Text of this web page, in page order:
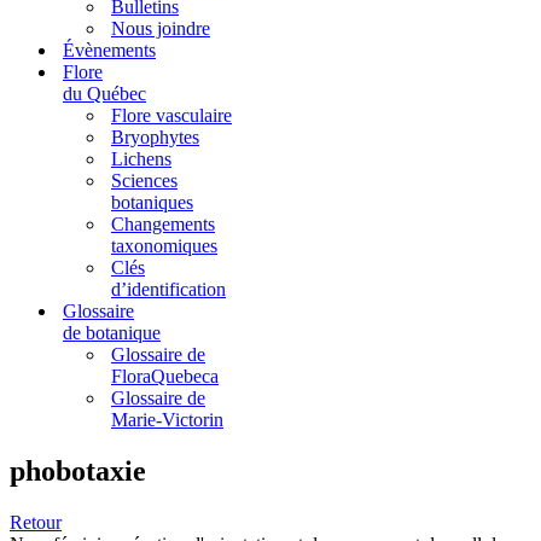
Bulletins
Nous joindre
Évènements
Flore
du Québec
Flore vasculaire
Bryophytes
Lichens
Sciences
botaniques
Changements
taxonomiques
Clés
d’identification
Glossaire
de botanique
Glossaire de
FloraQuebeca
Glossaire de
Marie-Victorin
phobotaxie
Retour